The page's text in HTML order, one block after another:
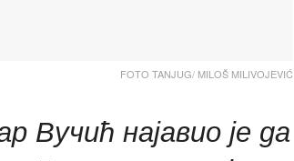
FOTO TANJUG/ MILOŠ MILIVOJEVIĆ
Вучић најавио је да